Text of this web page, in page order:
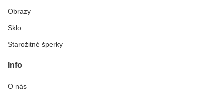
Obrazy
Sklo
Starožitné šperky
Info
O nás